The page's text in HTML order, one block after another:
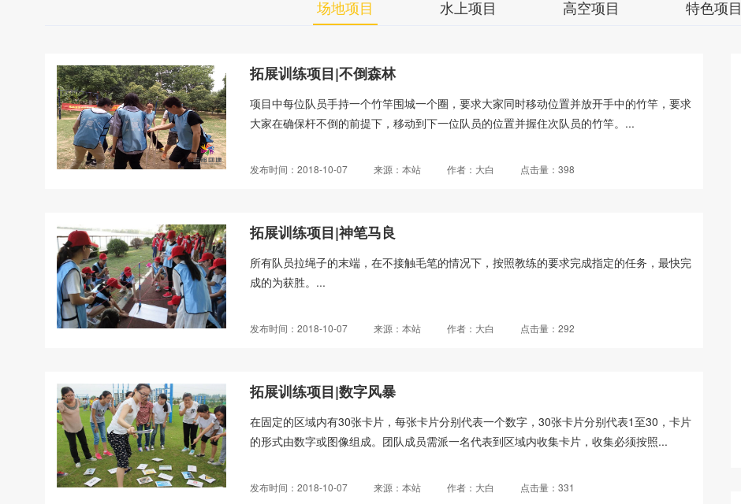
场地项目 水上项目 高空项目 特色项目
拓展训练项目|不倒森林
项目中每位队员手持一个竹竿围城一个圈，要求大家同时移动位置并放开手中的竹竿，要求
大家在确保杆不倒的前提下，移动到下一位队员的位置并握住次队员的竹竿。...
发布时间：2018-10-07 来源：本站 作者：大白 点击量：398
拓展训练项目|神笔马良
所有队员拉绳子的末端，在不接触毛笔的情况下，按照教练的要求完成指定的任务，最快完
成的为获胜。...
发布时间：2018-10-07 来源：本站 作者：大白 点击量：292
拓展训练项目|数字风暴
在固定的区域内有30张卡片，每张卡片分别代表一个数字，30张卡片分别代表1至30，卡片
的形式由数字或图像组成。团队成员需派一名代表到区域内收集卡片，收集必须按照...
发布时间：2018-10-07 来源：本站 作者：大白 点击量：331